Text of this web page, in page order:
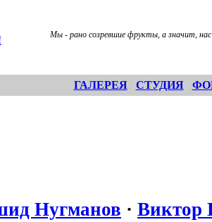
Мы - рано созревшие фрукты, а значит,
ГАЛЕРЕЯ СТУДИЯ
Нугманов · Виктор